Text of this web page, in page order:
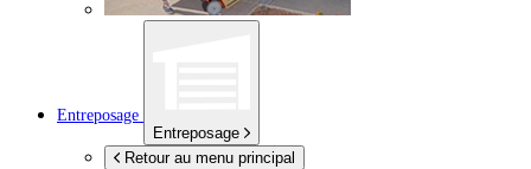
Entreposage
Entreposage
Retour au menu principal